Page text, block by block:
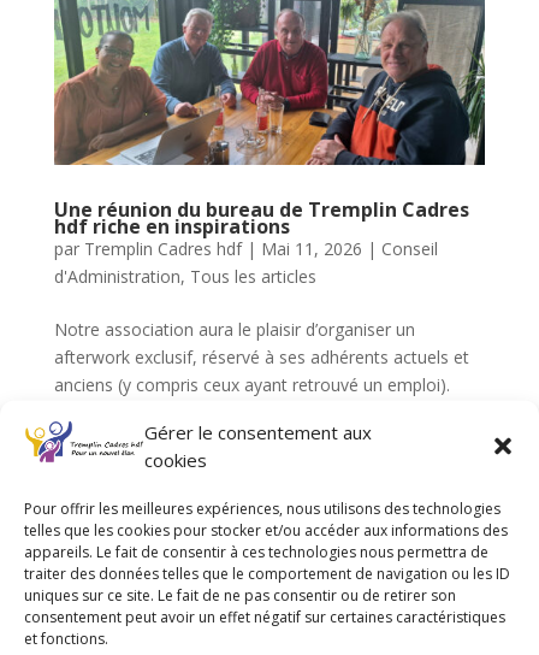
Gérer le consentement aux
cookies
Pour offrir les meilleures expériences, nous utilisons des technologies
telles que les cookies pour stocker et/ou accéder aux informations des
appareils. Le fait de consentir à ces technologies nous permettra de
traiter des données telles que le comportement de navigation ou les ID
uniques sur ce site. Le fait de ne pas consentir ou de retirer son
consentement peut avoir un effet négatif sur certaines caractéristiques
et fonctions.
Une réunion du bureau de Tremplin Cadres
hdf riche en inspirations
par Tremplin Cadres hdf| Mai 11, 2026 | Conseil
d'Administration, Tous les articles
Notre association aura le plaisir d’organiser un
afterwork exclusif, réservé à ses adhérents actuels et
anciens (y compris ceux ayant retrouvé un emploi).
connexion, loin du cadre traditionnel de la recherche
d’emploi....